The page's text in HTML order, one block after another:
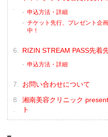
申込方法・詳細
チケット先行、プレゼント企
中！
RIZIN STREAM PASS先着
申込方法・詳細
お問い合わせについて
湘南美容クリニック
ト